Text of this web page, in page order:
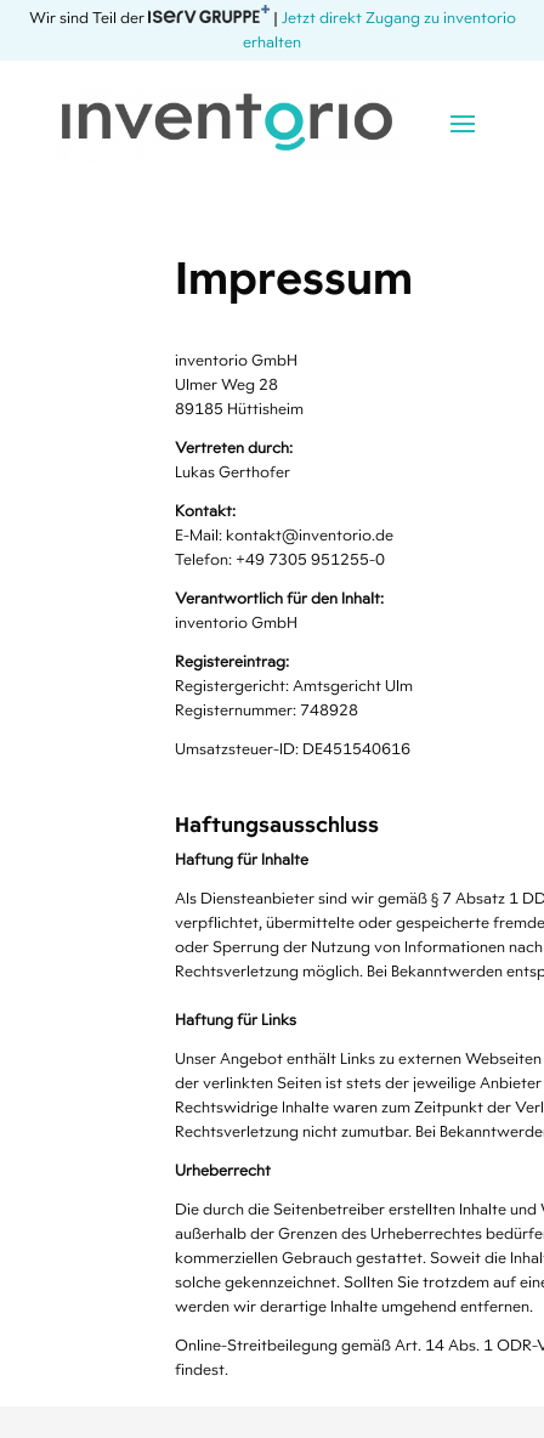
Wir sind Teil der | Jetzt direkt Zugang zu inventorio
erhalten
Impressum
inventorio GmbH
Ulmer Weg 28
89185 Hüttisheim
Vertreten durch:
Lukas Gerthofer
Kontakt:
E-Mail: kontakt@inventorio.de
Telefon: +49 7305 951255-0
Verantwortlich für den Inhalt:
inventorio GmbH
Registereintrag:
Registergericht: Amtsgericht Ulm
Registernummer: 748928
Umsatzsteuer-ID: DE451540616
Haftungsausschluss
Haftung für Inhalte
Als Diensteanbieter sind wir gemäß § 7 Absatz 1
verpflichtet, übermittelte oder gespeicherte
oder Sperrung der Nutzung von Informationen
Rechtsverletzung möglich. Bei Bekanntwerden
Haftung für Links
Unser Angebot enthält Links zu externen
der verlinkten Seiten ist stets der jeweilige
Rechtswidrige Inhalte waren zum Zeitpunkt der
Rechtsverletzung nicht zumutbar. Bei
Urheberrecht
Die durch die Seitenbetreiber erstellten Inhalte
außerhalb der Grenzen des Urheberrechtes
kommerziellen Gebrauch gestattet. Soweit die
solche gekennzeichnet. Sollten Sie trotzdem auf
werden wir derartige Inhalte umgehend entfernen.
Online-Streitbeilegung gemäß Art. 14 Abs. 1
findest.